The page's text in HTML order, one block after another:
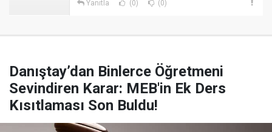
Yanıtla (0) (0)
Danıştay’dan Binlerce Öğretmeni
Sevindiren Karar: MEB'in Ek Ders
Kısıtlaması Son Buldu!